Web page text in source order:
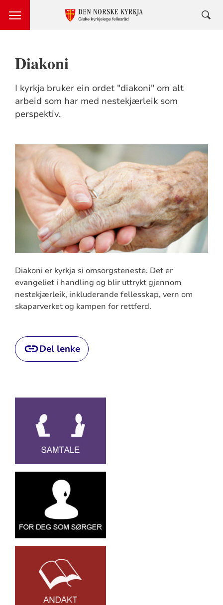
Diakoni
I kyrkja bruker ein ordet "diakoni" om alt
arbeid som har med nestekjærleik som
perspektiv.
Diakoni er kyrkja si omsorgsteneste. Det er
evangeliet i handling og blir uttrykt gjennom
nestekjærleik, inkluderande fellesskap, vern om
skaparverket og kampen for rettferd.
Del lenke